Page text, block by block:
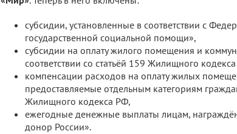
субсидии, установленные в соответствии с
государственной социальной помощи»,
субсидии на оплату жилого помещения и
соответствии со статьёй 159 Жилищного
компенсации расходов на оплату жилых
предоставляемые отдельным категориям
Жилищного кодекса РФ,
ежегодные денежные выплаты лицам,
донор России».